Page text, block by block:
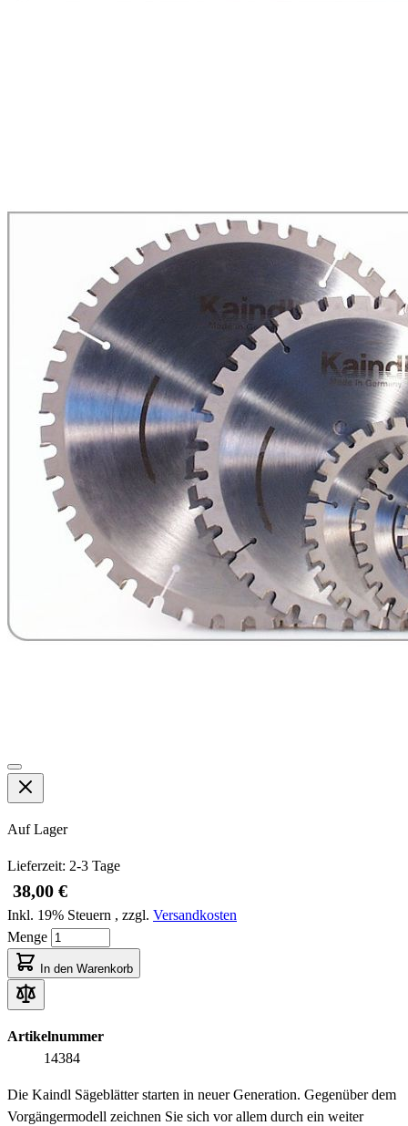
Auf Lager
Lieferzeit: 2-3 Tage
38,00 €
Inkl. 19% Steuern , zzgl. Versandkosten
Menge
In den Warenkorb
Artikelnummer
14384
Die Kaindl Sägeblätter starten in neuer Generation. Gegenüber dem
Vorgängermodell zeichnen Sie sich vor allem durch ein weiter